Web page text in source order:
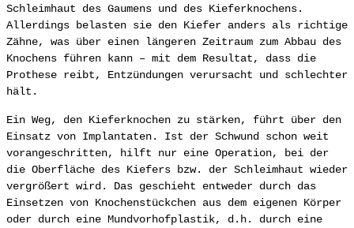
Schleimhaut des Gaumens und des Kieferknochens.
Allerdings belasten sie den Kiefer anders als richtige
Zähne, was über einen längeren Zeitraum zum Abbau des
Knochens führen kann – mit dem Resultat, dass die
Prothese reibt, Entzündungen verursacht und schlechter
hält.
Ein Weg, den Kieferknochen zu stärken, führt über den
Einsatz von Implantaten. Ist der Schwund schon weit
vorangeschritten, hilft nur eine Operation, bei der
die Oberfläche des Kiefers bzw. der Schleimhaut wieder
vergrößert wird. Das geschieht entweder durch das
Einsetzen von Knochenstückchen aus dem eigenen Körper
oder durch eine Mundvorhofplastik, d.h. durch eine